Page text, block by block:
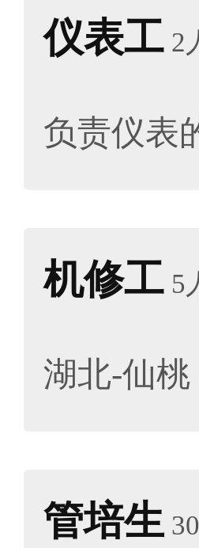
仪表工 2
负责仪表
机修工 5
湖北-仙
管培生